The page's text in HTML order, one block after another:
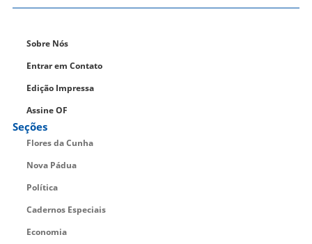
Sobre Nós
Entrar em Contato
Edição Impressa
Assine OF
Seções
Flores da Cunha
Nova Pádua
Política
Cadernos Especiais
Economia